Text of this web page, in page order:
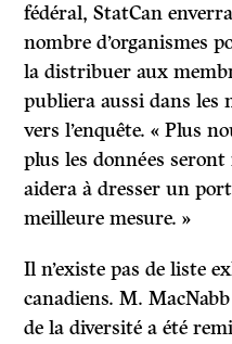
fédéral, StatCan
nombre d’organismes
la distribuer aux
publiera aussi dans les
vers l’enquête. « Plus
plus les données
aidera à dresser un
meilleure mesure. »
Il n’existe pas de liste
canadiens. M.
de la diversité a été